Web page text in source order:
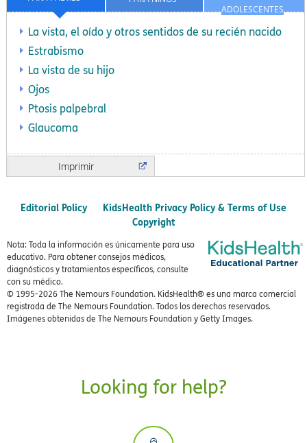
ADOLESCENTES
La vista, el oído y otros sentidos de su recién nacido
Estrabismo
La vista de su hijo
Ojos
Ptosis palpebral
Glaucoma
Imprimir
Editorial Policy
KidsHealth Privacy Policy & Terms of Use
Copyright
Nota: Toda la información es únicamente para uso
educativo. Para obtener consejos médicos,
diagnósticos y tratamientos específicos, consulte
con su médico.
© 1995-2026 The Nemours Foundation. KidsHealth® es una marca comercial
registrada de The Nemours Foundation. Todos los derechos reservados.
Imágenes obtenidas de The Nemours Foundation y Getty Images.
Looking for help?